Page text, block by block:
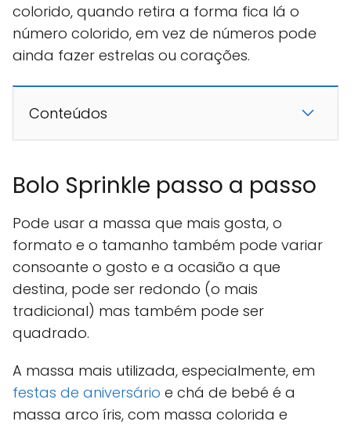
colorido, quando retira a forma fica lá o
número colorido, em vez de números pode
ainda fazer estrelas ou corações.
Conteúdos
Bolo Sprinkle passo a passo
Pode usar a massa que mais gosta, o
formato e o tamanho também pode variar
consoante o gosto e a ocasião a que
destina, pode ser redondo (o mais
tradicional) mas também pode ser
quadrado.
A massa mais utilizada, especialmente, em
festas de aniversário e chá de bebé é a
massa arco íris, com massa colorida e